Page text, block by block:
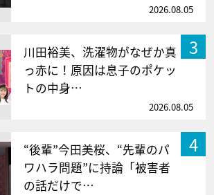
2026.08.05
3
川田裕美、洗濯物がなぜか真
っ赤に！原因は息子のポケッ
トの中身…
2026.08.05
4
“後輩”今田美桜、“先輩のパ
ワハラ問題”に持論「被害者
の話だけで…